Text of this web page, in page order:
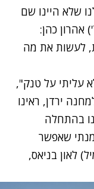
שלא היינו שם
אהרון כהן:
לעשות את מה
לא עליתי על טנק",
ירדן, ראינו
בהתחלה
שאפשר
לאון בניאס,